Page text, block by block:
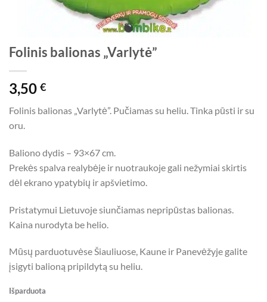
Folinis balionas „Varlytė”
3,50 €
Folinis balionas „Varlytė”. Pučiamas su heliu. Tinka pūsti ir su
oru.
Baliono dydis – 93×67 cm.
Prekės spalva realybėje ir nuotraukoje gali nežymiai skirtis
dėl ekrano ypatybių ir apšvietimo.
Pristatymui Lietuvoje siunčiamas nepripūstas balionas.
Kaina nurodyta be helio.
Mūsų parduotuvėse Šiauliuose, Kaune ir Panevėžyje galite
įsigyti balioną pripildytą su heliu.
Išparduota